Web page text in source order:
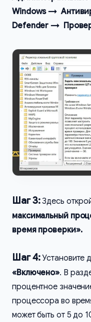
Windows →
Defender →
Шаг 3:Здесь
максимальный
время проверки».
Шаг 4:Установите
«Включено». В
процентное
процессора во
может быть от 5 до